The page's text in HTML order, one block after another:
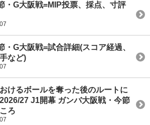
・G大阪戦=MIP投票、採点、寸評
・G大阪戦=試合詳細(スコア経過、
など)
けるボールを奪った後のルートに
27 J1開幕 ガンバ大阪戦・今節
ろ